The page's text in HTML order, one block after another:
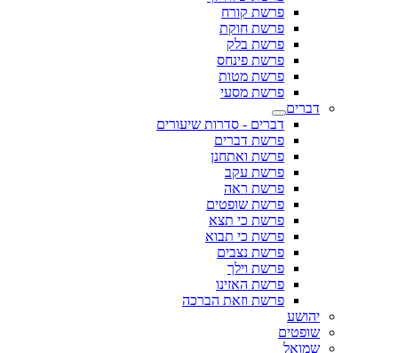
פרשת קורח
פרשת חוקת
פרשת בלק
פרשת פינחס
פרשת מטות
פרשת מסעי
דברים
דברים - סדרות שיעורים
פרשת דברים
פרשת ואתחנן
פרשת עקב
פרשת ראה
פרשת שופטים
פרשת כי תצא
פרשת כי תבוא
פרשת נצבים
פרשת וילך
פרשת האזינו
פרשת וזאת הברכה
יהושע
שופטים
שמואל